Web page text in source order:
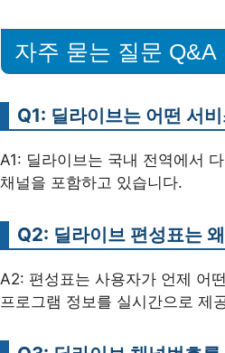
자주 묻는 질문 Q&A
Q1: 딜라이브는 어떤 서
A1: 딜라이브는 국내 전역에서
채널을 포함하고 있습니다.
Q2: 딜라이브 편성표는
A2: 편성표는 사용자가 언제 어
프로그램 정보를 실시간으로 제